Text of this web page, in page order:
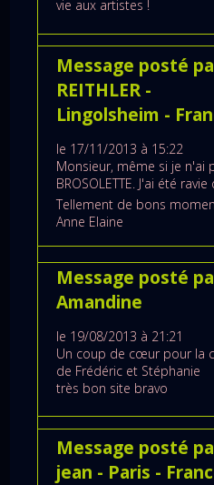
vie aux artistes !
Message posté
REITHLER-
Lingolsheim -
le 17/11/2013 à 15:22
Monsieur, même si je n'ai
BROSOLETTE. J'ai été
Tellement de bons
Anne Elaine
Message posté
Amandine
le 19/08/2013 à 21:21
Un coup de cœur pour la
de Frédéric et Stéphanie
très bon site bravo
Message posté
jean - Paris -